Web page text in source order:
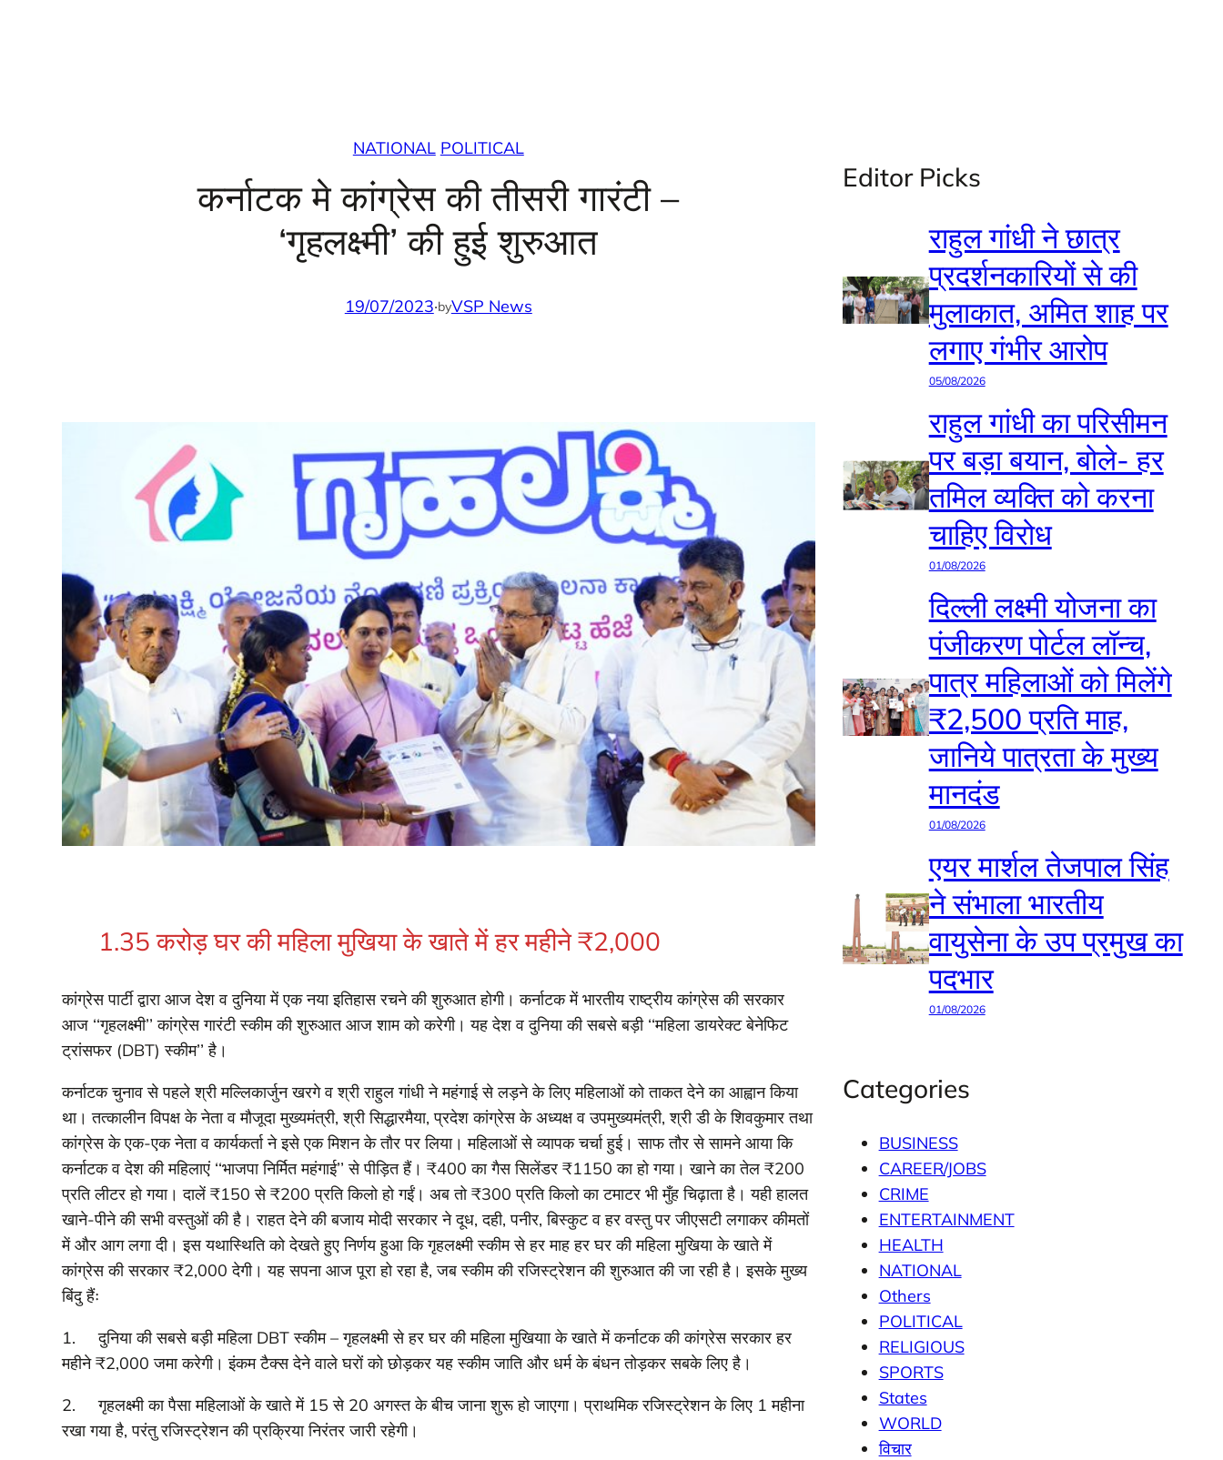
NATIONAL POLITICAL
कर्नाटक मे कांग्रेस की तीसरी गारंटी –
‘गृहलक्ष्मी’ की हुई शुरुआत
19/07/2023·byVSP News
1.35 करोड़ घर की महिला मुखिया के खाते में हर महीने ₹2,000
कांग्रेस पार्टी द्वारा आज देश व दुनिया में एक नया इतिहास रचने की शुरुआत होगी। कर्नाटक में भारतीय राष्ट्रीय कांग्रेस की सरकार
आज ‘‘गृहलक्ष्मी’’ कांग्रेस गारंटी स्कीम की शुरुआत आज शाम को करेगी। यह देश व दुनिया की सबसे बड़ी ‘‘महिला डायरेक्ट बेनेफिट
ट्रांसफर (DBT) स्कीम’’ है।
कर्नाटक चुनाव से पहले श्री मल्लिकार्जुन खरगे व श्री राहुल गांधी ने महंगाई से लड़ने के लिए महिलाओं को ताकत देने का आह्वान किया
था। तत्कालीन विपक्ष के नेता व मौजूदा मुख्यमंत्री, श्री सिद्धारमैया, प्रदेश कांग्रेस के अध्यक्ष व उपमुख्यमंत्री, श्री डी के शिवकुमार तथा
कांग्रेस के एक-एक नेता व कार्यकर्ता ने इसे एक मिशन के तौर पर लिया। महिलाओं से व्यापक चर्चा हुई। साफ तौर से सामने आया कि
कर्नाटक व देश की महिलाएं ‘‘भाजपा निर्मित महंगाई’’ से पीड़ित हैं। ₹400 का गैस सिलेंडर ₹1150 का हो गया। खाने का तेल ₹200
प्रति लीटर हो गया। दालें ₹150 से ₹200 प्रति किलो हो गईं। अब तो ₹300 प्रति किलो का टमाटर भी मुँह चिढ़ाता है। यही हालत
खाने-पीने की सभी वस्तुओं की है। राहत देने की बजाय मोदी सरकार ने दूध, दही, पनीर, बिस्कुट व हर वस्तु पर जीएसटी लगाकर कीमतों
में और आग लगा दी। इस यथास्थिति को देखते हुए निर्णय हुआ कि गृहलक्ष्मी स्कीम से हर माह हर घर की महिला मुखिया के खाते में
कांग्रेस की सरकार ₹2,000 देगी। यह सपना आज पूरा हो रहा है, जब स्कीम की रजिस्ट्रेशन की शुरुआत की जा रही है। इसके मुख्य
बिंदु हैंः
1. दुनिया की सबसे बड़ी महिला DBT स्कीम – गृहलक्ष्मी से हर घर की महिला मुखियाा के खाते में कर्नाटक की कांग्रेस सरकार हर
महीने ₹2,000 जमा करेगी। इंकम टैक्स देने वाले घरों को छोड़कर यह स्कीम जाति और धर्म के बंधन तोड़कर सबके लिए है।
2. गृहलक्ष्मी का पैसा महिलाओं के खाते में 15 से 20 अगस्त के बीच जाना शुरू हो जाएगा। प्राथमिक रजिस्ट्रेशन के लिए 1 महीना
रखा गया है, परंतु रजिस्ट्रेशन की प्रक्रिया निरंतर जारी रहेगी।
Editor Picks
राहुल गांधी ने छात्र
प्रदर्शनकारियों से की
मुलाकात, अमित शाह पर
लगाए गंभीर आरोप
05/08/2026
राहुल गांधी का परिसीमन
पर बड़ा बयान, बोले- हर
तमिल व्यक्ति को करना
चाहिए विरोध
01/08/2026
दिल्ली लक्ष्मी योजना का
पंजीकरण पोर्टल लॉन्च,
पात्र महिलाओं को मिलेंगे
₹2,500 प्रति माह,
जानिये पात्रता के मुख्य
मानदंड
01/08/2026
एयर मार्शल तेजपाल सिंह
ने संभाला भारतीय
वायुसेना के उप प्रमुख का
पदभार
01/08/2026
Categories
BUSINESS
CAREER/JOBS
CRIME
ENTERTAINMENT
HEALTH
NATIONAL
Others
POLITICAL
RELIGIOUS
SPORTS
States
WORLD
विचार